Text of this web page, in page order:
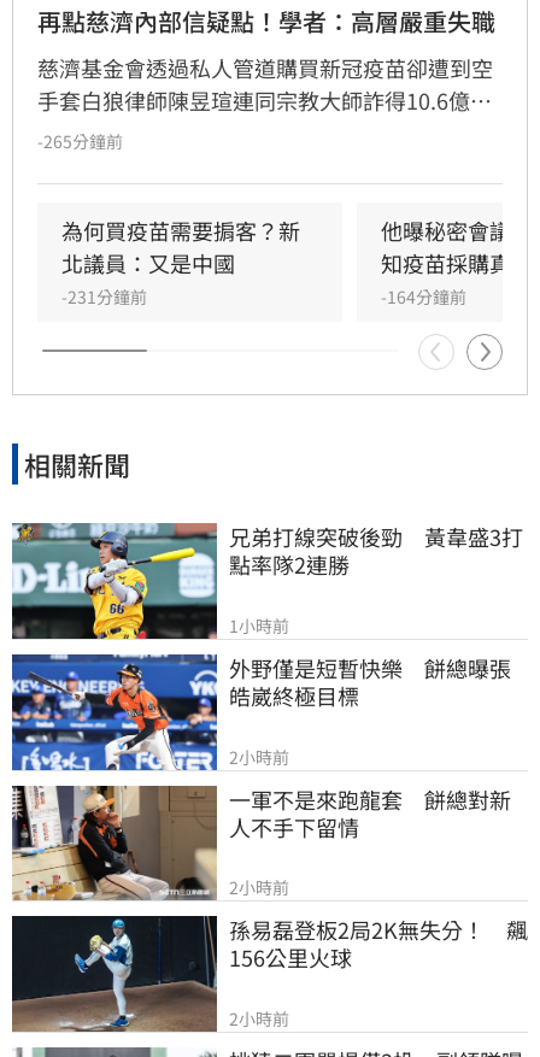
再點慈濟內部信疑點！學者：高層嚴重失職
慈濟基金會透過私人管道購買新冠疫苗卻遭到空
手套白狼律師陳昱瑄連同宗教大師詐得10.6億
元，案情曝光後引發社會熱議，紛紛質疑慈濟被
釋都暴露更多疑點，「慈濟的管理階層嚴重失
職」。他還指出其中一段關於疫苗採購價格的內
容根本不是事實，「我不知道為何慈濟高層能夠
-265分鐘前
為何買疫苗需要掮客？新
北議員：又是中國
-231分鐘前
他曝秘密會議
知疫苗採購真相
-164分鐘前
相關新聞
兄弟打線突破後勁　黃韋盛3打
點率隊2連勝
1小時前
外野僅是短暫快樂　餅總曝張
皓崴終極目標
2小時前
一軍不是來跑龍套　餅總對新
人不手下留情
2小時前
孫易磊登板2局2K無失分！　飆
156公里火球
2小時前